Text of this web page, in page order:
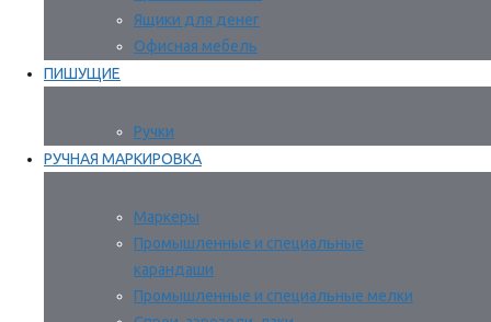
Ящики для денег
Офисная мебель
ПИШУЩИЕ
Ручки
РУЧНАЯ МАРКИРОВКА
Маркеры
Промышленные и специальные
карандаши
Промышленные и специальные мелки